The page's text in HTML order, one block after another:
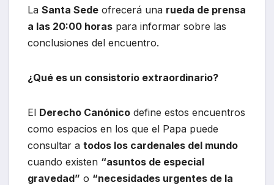
La Santa Sede ofrecerá una rueda de prensa
a las 20:00 horas para informar sobre las
conclusiones del encuentro.
¿Qué es un consistorio extraordinario?
El Derecho Canónico define estos encuentros
como espacios en los que el Papa puede
consultar a todos los cardenales del mundo
cuando existen “asuntos de especial
gravedad” o “necesidades urgentes de la